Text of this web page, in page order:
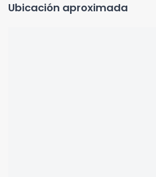
Ubicación aproximada